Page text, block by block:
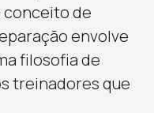
de
envolve
filosofia de
treinadores que